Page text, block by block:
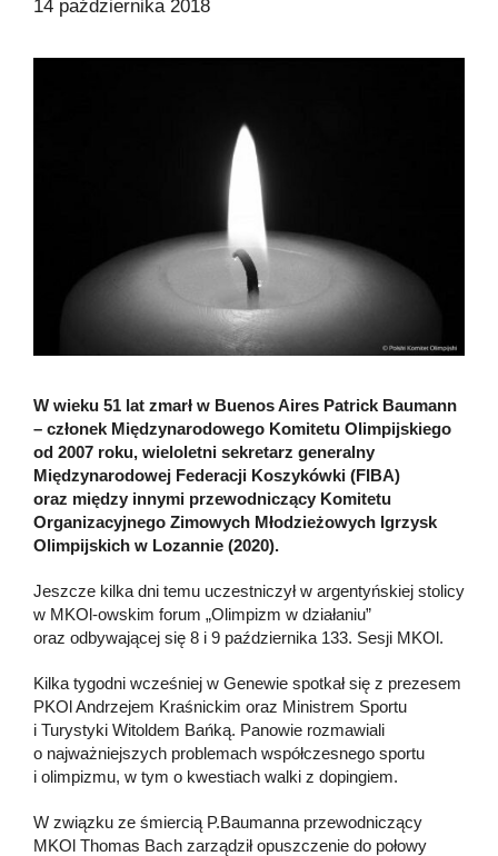
14 października 2018
W wieku 51 lat zmarł w Buenos Aires Patrick Baumann
– członek Międzynarodowego Komitetu Olimpijskiego
od 2007 roku, wieloletni sekretarz generalny
Międzynarodowej Federacji Koszykówki (FIBA)
oraz między innymi przewodniczący Komitetu
Organizacyjnego Zimowych Młodzieżowych Igrzysk
Olimpijskich w Lozannie (2020).
Jeszcze kilka dni temu uczestniczył w argentyńskiej stolicy
w MKOl-owskim forum „Olimpizm w działaniu”
oraz odbywającej się 8 i 9 października 133. Sesji MKOl.
Kilka tygodni wcześniej w Genewie spotkał się z prezesem
PKOl Andrzejem Kraśnickim oraz Ministrem Sportu
i Turystyki Witoldem Bańką. Panowie rozmawiali
o najważniejszych problemach współczesnego sportu
i olimpizmu, w tym o kwestiach walki z dopingiem.
W związku ze śmiercią P.Baumanna przewodniczący
MKOl Thomas Bach zarządził opuszczenie do połowy